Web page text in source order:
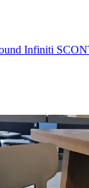
Infiniti